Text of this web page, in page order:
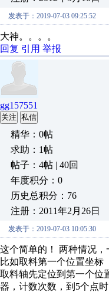
发表于：2019-07-03 09:25:52
大神。。。。
回复 引用 举报
gg157551
关注 私信
精华：0帖
求助：1帖
帖子：4帖 | 40回
年度积分：0
历史总积分：76
注册：2011年2月26日
发表于：2019-07-03 10:05:30
这个简单的！ 两种情况
比如取料第一个位置坐标
取料轴先定位到第一个位
器，计数次数，到5个点